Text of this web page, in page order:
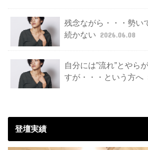
残念ながら・・・勢い
続かない 2026.06.08
自分には”流れ”とやら
すが・・・という方へ
登壇実績